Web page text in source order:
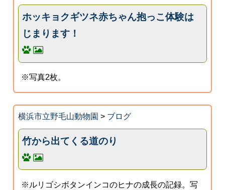
ホッキョクギツネ赤ちゃん抱っこ体験は
じまります！
※写真2枚。
横浜市立野毛山動物園 > ブログ
竹から出てくる道のり
※ルリゴシボタンインコのヒナの成長の記録。写